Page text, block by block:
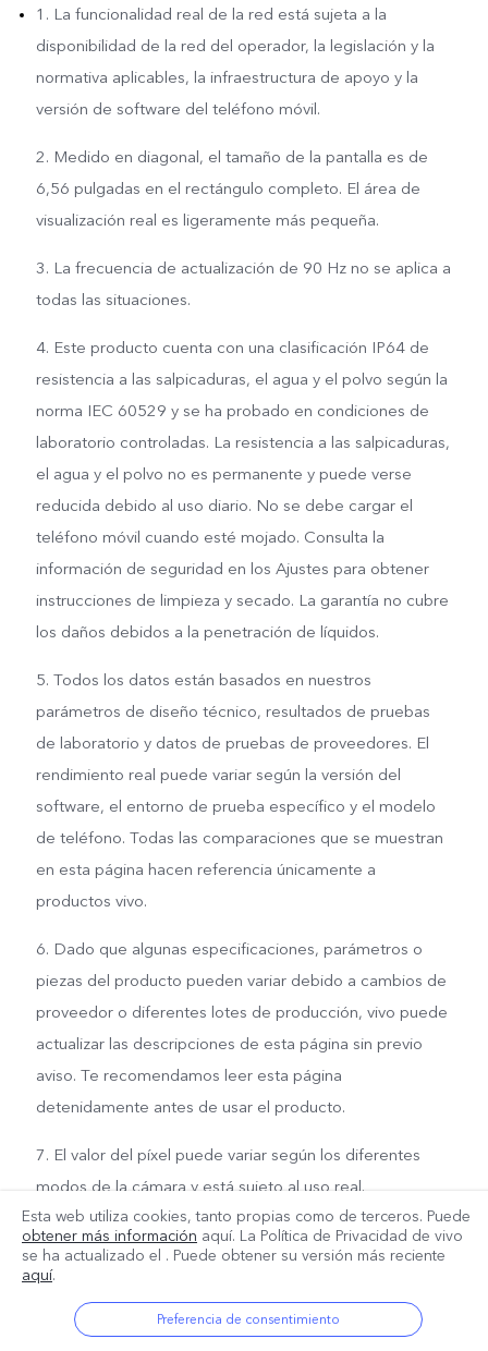
1. La funcionalidad real de la red está sujeta a la
disponibilidad de la red del operador, la legislación y la
normativa aplicables, la infraestructura de apoyo y la
versión de software del teléfono móvil.
2. Medido en diagonal, el tamaño de la pantalla es de
6,56 pulgadas en el rectángulo completo. El área de
visualización real es ligeramente más pequeña.
3. La frecuencia de actualización de 90 Hz no se aplica a
todas las situaciones.
4. Este producto cuenta con una clasificación IP64 de
resistencia a las salpicaduras, el agua y el polvo según la
norma IEC 60529 y se ha probado en condiciones de
laboratorio controladas. La resistencia a las salpicaduras,
el agua y el polvo no es permanente y puede verse
reducida debido al uso diario. No se debe cargar el
teléfono móvil cuando esté mojado. Consulta la
información de seguridad en los Ajustes para obtener
instrucciones de limpieza y secado. La garantía no cubre
los daños debidos a la penetración de líquidos.
5. Todos los datos están basados en nuestros
parámetros de diseño técnico, resultados de pruebas
de laboratorio y datos de pruebas de proveedores. El
rendimiento real puede variar según la versión del
software, el entorno de prueba específico y el modelo
de teléfono. Todas las comparaciones que se muestran
en esta página hacen referencia únicamente a
productos vivo.
6. Dado que algunas especificaciones, parámetros o
piezas del producto pueden variar debido a cambios de
proveedor o diferentes lotes de producción, vivo puede
actualizar las descripciones de esta página sin previo
aviso. Te recomendamos leer esta página
detenidamente antes de usar el producto.
7. El valor del píxel puede variar según los diferentes
modos de la cámara y está sujeto al uso real.
Esta web utiliza cookies, tanto propias como de terceros. Puede
obtener más información aquí. La Política de Privacidad de vivo
se ha actualizado el . Puede obtener su versión más reciente
aquí.
Preferencia de consentimiento